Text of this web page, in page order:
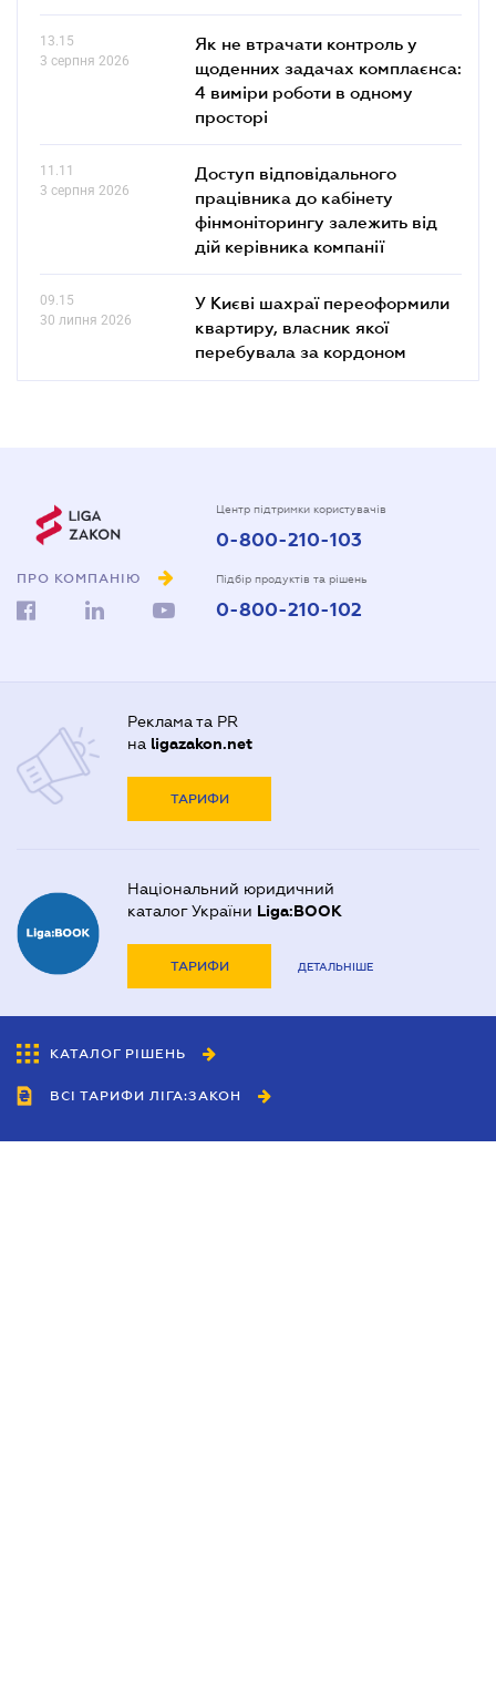
13.15
3 серпня 2026
Як не втрачати контроль у
щоденних задачах комплаєнса:
4 виміри роботи в одному
просторі
11.11
3 серпня 2026
Доступ відповідального
працівника до кабінету
фінмоніторингу залежить від
дій керівника компанії
09.15
30 липня 2026
У Києві шахраї переоформили
квартиру, власник якої
перебувала за кордоном
ПРО КОМПАНІЮ
Центр підтримки користувачів
0-800-210-103
Підбір продуктів та рішень
0-800-210-102
Реклама та PR
на ligazakon.net
ТАРИФИ
Національний юридичний
каталог України Liga:BOOK
ТАРИФИ ДЕТАЛЬНІШЕ
КАТАЛОГ РІШЕНЬ
ВСІ ТАРИФИ ЛІГА:ЗАКОН